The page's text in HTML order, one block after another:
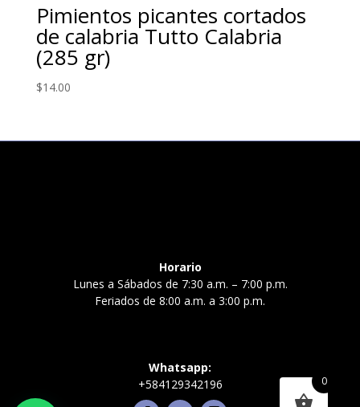
Pimientos picantes cortados
de calabria Tutto Calabria
(285 gr)
$14.00
Horario
Lunes a Sábados de 7:30 a.m. – 7:00 p.m.
Feriados de 8:00 a.m. a 3:00 p.m.
Whatsapp:
+584129342196
0